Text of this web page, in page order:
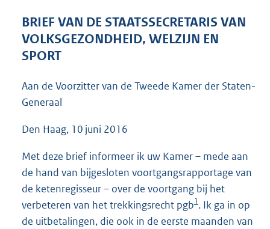
e
:
b
BRIEF VAN DE STAATSSECRETARIS VAN
VOLKSGEZONDHEID, WELZIJN EN
SPORT
Aan de Voorzitter van de Tweede Kamer der Staten-
Generaal
Den Haag, 10 juni 2016
Met deze brief informeer ik uw Kamer – mede aan
de hand van bijgesloten voortgangsrapportage van
de ketenregisseur – over de voortgang bij het
verbeteren van het trekkingsrecht pgb1. Ik ga in op
de uitbetalingen, die ook in de eerste maanden van